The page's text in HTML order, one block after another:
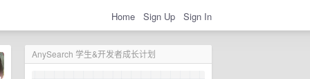
Home Sign Up Sign In
AnySearch 学生&开发者成长计划